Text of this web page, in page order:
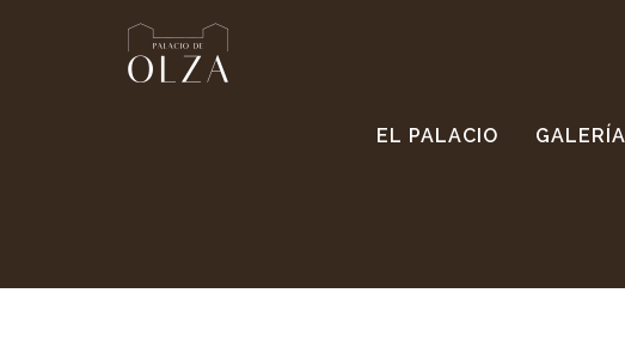
EL PALACIO GALERÍA